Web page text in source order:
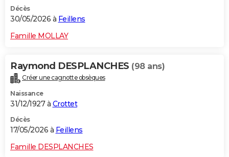
GUIDES D'ACHAT
Carte de Noël
Carte Bonne année
Carte Saint-Valentin
Carte Pâques
Carte d'anniversaire
DICTIONNAIRE
Dictionnaire
Biographies
Citations
Expressions
Proverbes
PROGRAMME TV
S'inscrire
Se connecter
Lycées
Collèges
Primaires
Universités
Entreprises
Service militaire
Avis de recherche
AVIS DE DÉCÈS
FORUM
Décès
30/05/2026 à Feillens
Famille MOLLAY
Raymond DESPLANCHES (98 ans)
Créer une cagnotte obsèques
Naissance
31/12/1927 à Crottet
Décès
17/05/2026 à Feillens
Famille DESPLANCHES